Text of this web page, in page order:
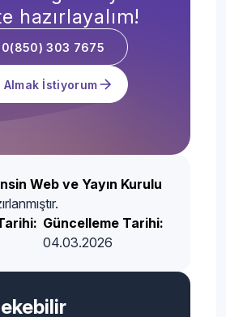
hazırlayalım!
0(850) 303 7675
Almak İstiyorum
Web ve Yayın Kurulu
Güncelleme Tarihi:
04.03.2026